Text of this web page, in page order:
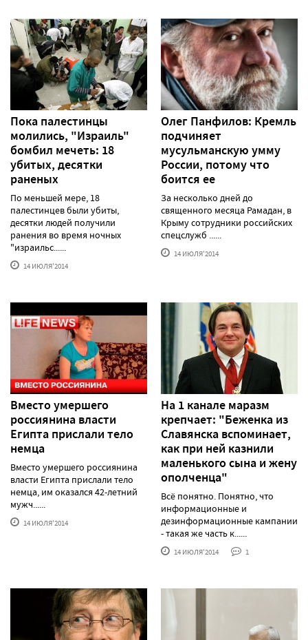
Пока палестинцы
молились, "Израиль"
бомбил мечеть: 18
убитых, десятки
раненых
По меньшей мере, 18
палестинцев были убиты,
десятки людей получили
ранения во время ночных
"израильс......
14 ИЮЛЯ'2014
Олег Панфилов: Кремль
подчиняет
мусульманскую умму
России, потому что
боится ее
За несколько дней до
священного месяца Рамадан, в
Крыму сотрудники российских
спецслужб ......
14 ИЮЛЯ'2014
Вместо умершего
россиянина власти
Египта прислали тело
немца
Вместо умершего россиянина
власти Египта прислали тело
немца, им оказался 42-летний
мужч......
14 ИЮЛЯ'2014
На 1 канале маразм
крепчает: "Беженка из
Славянска вспоминает,
как при ней казнили
маленького сына и жену
ополченца"
Всё понятно. Понятно, что
информационные и
дезинформационные кампании
- такая же часть к......
14 ИЮЛЯ'2014 1